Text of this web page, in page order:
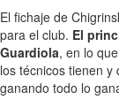
El fichaje de
para el club. El
Guardiola, en lo
los técnicos tienen
ganando todo lo